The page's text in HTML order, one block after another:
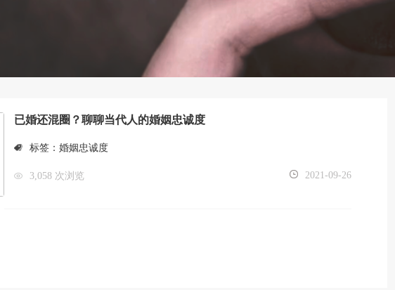
已婚还混圈？聊聊当代人的婚姻忠诚度
标签： 婚姻忠诚度
3,058 次浏览 2021-09-26